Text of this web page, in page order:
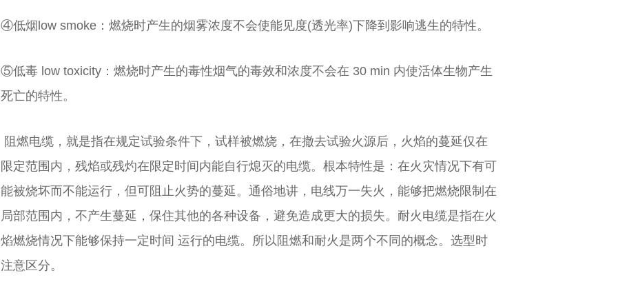
④低烟low smoke：燃烧时产生的烟雾浓度不会使能见度(透光率)下降到影响逃生的特性。
⑤低毒 low toxicity：燃烧时产生的毒性烟气的毒效和浓度不会在 30 min 内使活体生物产生
死亡的特性。
阻燃电缆，就是指在规定试验条件下，试样被燃烧，在撤去试验火源后，火焰的蔓延仅在
限定范围内，残焰或残灼在限定时间内能自行熄灭的电缆。根本特性是：在火灾情况下有可
能被烧坏而不能运行，但可阻止火势的蔓延。通俗地讲，电线万一失火，能够把燃烧限制在
局部范围内，不产生蔓延，保住其他的各种设备，避免造成更大的损失。耐火电缆是指在火
焰燃烧情况下能够保持一定时间 运行的电缆。所以阻燃和耐火是两个不同的概念。选型时
注意区分。